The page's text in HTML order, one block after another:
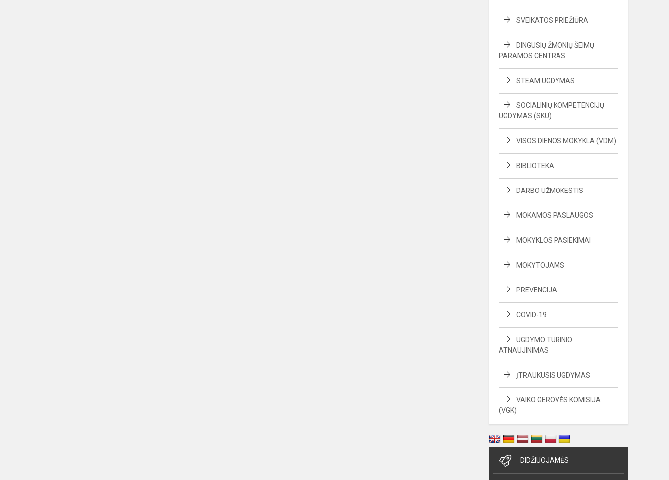
SVEIKATOS PRIEŽIŪRA
DINGUSIŲ ŽMONIŲ ŠEIMŲ
PARAMOS CENTRAS
STEAM UGDYMAS
SOCIALINIŲ KOMPETENCIJŲ
UGDYMAS (SKU)
VISOS DIENOS MOKYKLA (VDM)
BIBLIOTEKA
DARBO UŽMOKESTIS
MOKAMOS PASLAUGOS
MOKYKLOS PASIEKIMAI
MOKYTOJAMS
PREVENCIJA
COVID-19
UGDYMO TURINIO
ATNAUJINIMAS
ĮTRAUKUSIS UGDYMAS
VAIKO GEROVĖS KOMISIJA
(VGK)
DIDŽIUOJAMĖS